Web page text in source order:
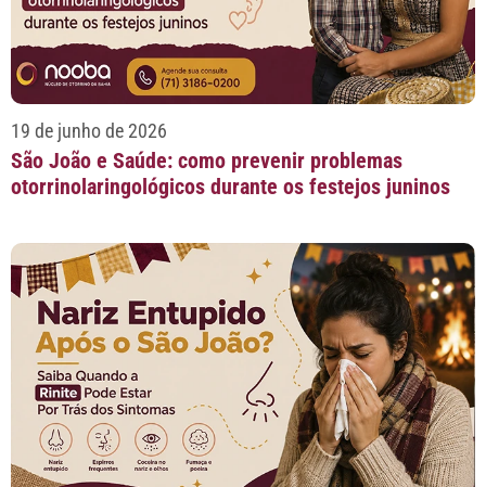
19 de junho de 2026
São João e Saúde: como prevenir problemas
otorrinolaringológicos durante os festejos juninos